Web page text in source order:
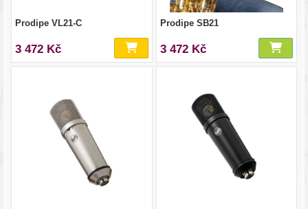
Prodipe VL21-C
3 472 Kč
Prodipe SB21
3 472 Kč